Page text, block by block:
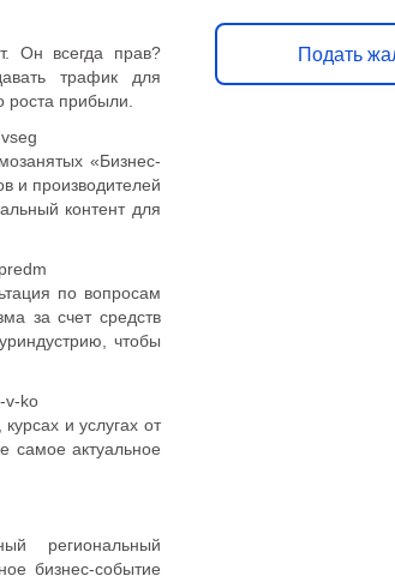
Он всегда прав?
трафик для
роста прибыли.
«Бизнес-
и производителей
контент для
по вопросам
за счет средств
чтобы
v-ko
и услугах от
самое актуальное
региональный
бизнес-событие
Подать